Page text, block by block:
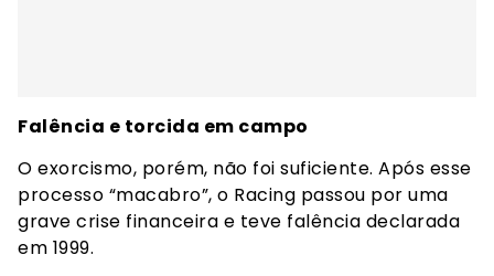
Falência e torcida em campo
O exorcismo, porém, não foi suficiente. Após esse
processo “macabro”, o Racing passou por uma
grave crise financeira e teve falência declarada
em 1999.